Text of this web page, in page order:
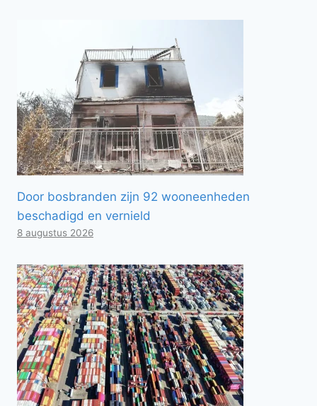
Door bosbranden zijn 92 wooneenheden
beschadigd en vernield
8 augustus 2026